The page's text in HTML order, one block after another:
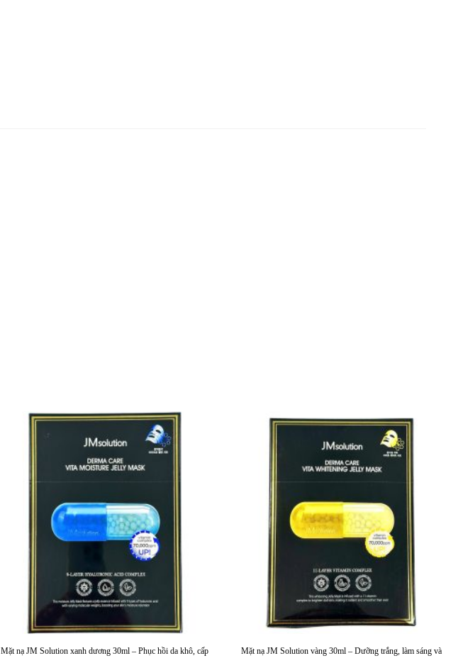
Mặt nạ JM Solution xanh dương 30ml – Phục hồi da khô, cấp
Mặt nạ JM Solution vàng 30ml – Dưỡng trắng, làm sáng và